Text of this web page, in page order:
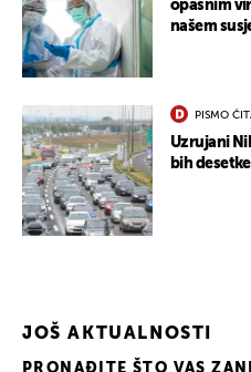
opasnim
našem
PISMO
Uzrujani
bih
JOŠ AKTUALNOSTI
PRONAĐITE ŠTO VAS